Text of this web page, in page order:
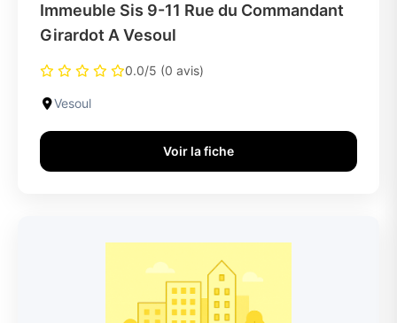
Immeuble Sis 9-11 Rue du Commandant
Girardot A Vesoul
0.0/5 (0 avis)
Vesoul
Voir la fiche